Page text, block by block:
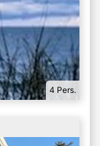
4 Pers.